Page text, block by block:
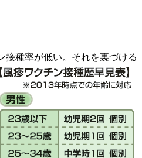
接種率が低い。それを裏づける